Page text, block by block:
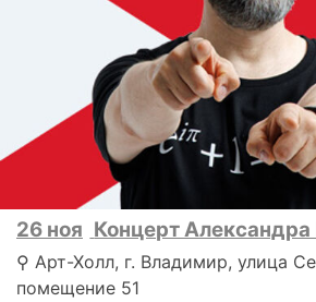
26 ноя Концерт
⚲ Арт-Холл, г. Владимир, улица
помещение 51